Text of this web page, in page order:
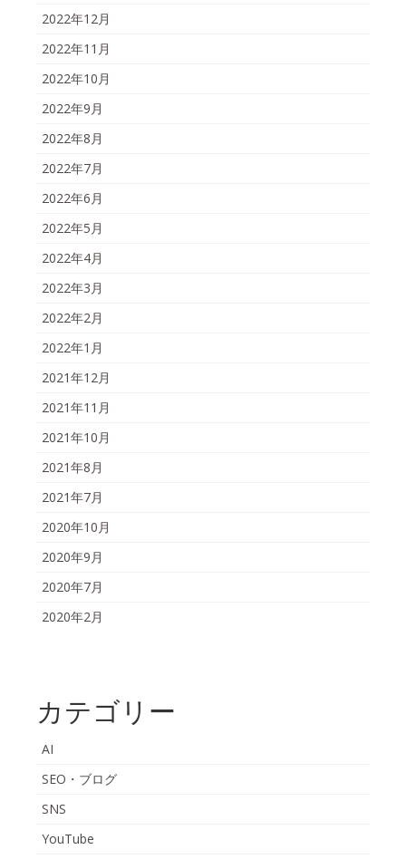
2022年12月
2022年11月
2022年10月
2022年9月
2022年8月
2022年7月
2022年6月
2022年5月
2022年4月
2022年3月
2022年2月
2022年1月
2021年12月
2021年11月
2021年10月
2021年8月
2021年7月
2020年10月
2020年9月
2020年7月
2020年2月
カテゴリー
AI
SEO・ブログ
SNS
YouTube